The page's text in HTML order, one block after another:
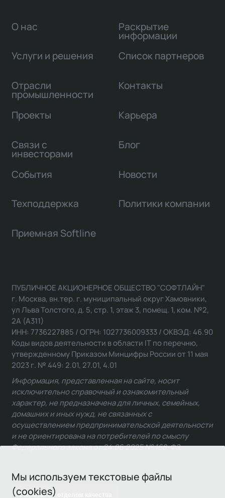
Мы используем текстовые файлы
(cookies)
О нас
Услуги и решения
Отрасли
промышленности
Проекты
Связи с
инвесторами
Раскрытие
информации
Список партнеров
Контакты
Карьера
Блог
События Новости
Техподдержка Политики компании
Приемная Softline
Связаться с отделом качества
ПУБЛИЧНОЕ АКЦИОНЕРНОЕ ОБЩЕСТВО "СОФТЛАЙН"
г. Москва, вн.тер. г. муниципальный округ Хамовники,
ул Льва Толстого, д. 5, стр. 1, этаж 3, помещ. 1, ком. №2,
2А (А311)
ИНН: 7736227885 / ОГРН: 1027736009333 / ОКВЭД: 46.90
Коды видов деятельности в области IT по перечню,
утвержденному Приказом Минцифры России от 11 мая
2023 г. № 449: 2.01, 27.01, 4.01
Информация, представленная на сайте, носит
исключительно справочный и ознакомительный
характер, не предназначена для личных, семейных,
домашних и иных нужд, не связанных с
осуществлением предпринимательской деятельности
и не ориентирована на потребителей по смыслу
Федерального закона от 24.06.2025 № 168-ФЗ.